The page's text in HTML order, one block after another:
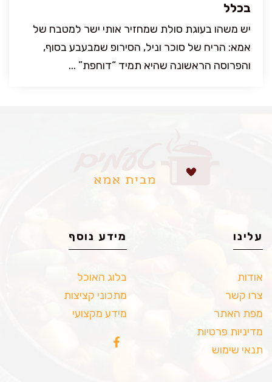
בכלל
יש משהו בעוגת סולת שמחזיר אותי ישר למטבח של
אמא: הריח של סוכר וניל, הסירופ שמבעבע בסוף,
והפרוסה הראשונה שהיא תמיד “דוחפת” ...
עלינו
אודות
צרו קשר
מפת האתר
מדיניות פרטיות
תנאי שימוש
מידע נוסף
בלוג האוכל
מתכוני קציצות
מידע מקצועי